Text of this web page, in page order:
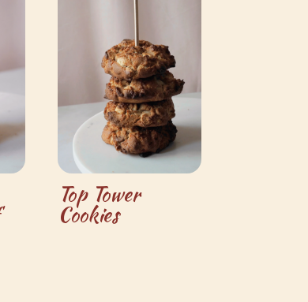
Top Tower
Cookies